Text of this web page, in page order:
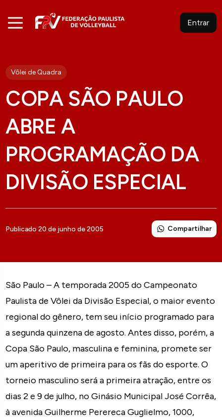
Entrar
Vôlei de Quadra
COPA SÃO PAULO
ABRE A
PROGRAMAÇÃO DA
DIVISÃO ESPECIAL
Publicado 20 de junho de 2005 Compartilhar
São Paulo – A temporada 2005 do Campeonato
Paulista de Vôlei da Divisão Especial, o maior evento
regional do gênero, tem seu início programado para
a segunda quinzena de agosto. Antes disso, porém, a
Copa São Paulo, masculina e feminina, promete ser
um aperitivo de primeira para os fãs do esporte. O
torneio masculino será a primeira atração, entre os
dias 2 e 9 de julho, no Ginásio Municipal José Corrêa,
à avenida Guilherme Perereca Guglielmo, 1000,